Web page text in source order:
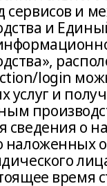
сервисов и
и
login
услуг и
сведения о
наложенных
время